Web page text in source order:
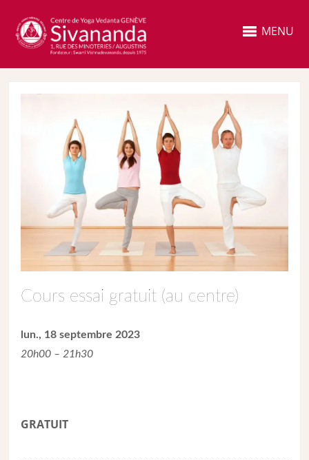
MENU
Cours essai gratuit (au centre)
lun., 18 septembre 2023
20h00 – 21h30
GRATUIT